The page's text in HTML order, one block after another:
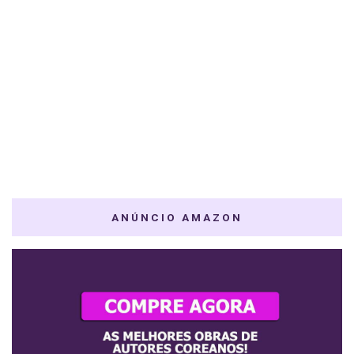
ANÚNCIO AMAZON